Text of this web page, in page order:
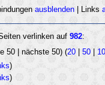
ausblenden| Links
verlinken auf982:
50 | nächste 50) (20 |50
)
)